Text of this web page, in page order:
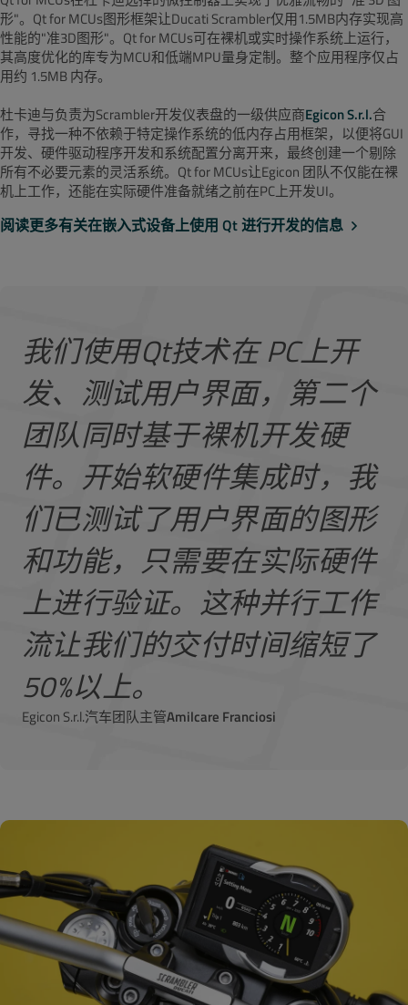
形"。Qt for MCUs图形框架让Ducati Scrambler仅用1.5MB内存实现高
性能的"准3D图形"。Qt for MCUs可在裸机或实时操作系统上运行，
其高度优化的库专为MCU和低端MPU量身定制。整个应用程序仅占
用约 1.5MB 内存。
杜卡迪与负责为Scrambler开发仪表盘的一级供应商Egicon S.r.l.合
作，寻找一种不依赖于特定操作系统的低内存占用框架，以便将GUI
开发、硬件驱动程序开发和系统配置分离开来，最终创建一个剔除
所有不必要元素的灵活系统。Qt for MCUs让Egicon 团队不仅能在裸
机上工作，还能在实际硬件准备就绪之前在PC上开发UI。
阅读更多有关在嵌入式设备上使用 Qt 进行开发的信息
我们使用Qt技术在 PC上开
发、测试用户界面，第二个
团队同时基于裸机开发硬
件。开始软硬件集成时，我
们已测试了用户界面的图形
和功能，只需要在实际硬件
上进行验证。这种并行工作
流让我们的交付时间缩短了
50%以上。
Egicon S.r.l.汽车团队主管Amilcare Franciosi